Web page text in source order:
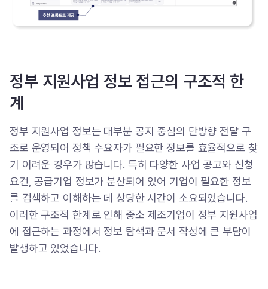
정부 지원사업 정보 접근의 구조적 한
계
정부 지원사업 정보는 대부분 공지 중심의 단방향 전달 구
조로 운영되어 정책 수요자가 필요한 정보를 효율적으로 찾
기 어려운 경우가 많습니다. 특히 다양한 사업 공고와 신청
요건, 공급기업 정보가 분산되어 있어 기업이 필요한 정보
를 검색하고 이해하는 데 상당한 시간이 소요되었습니다.
이러한 구조적 한계로 인해 중소 제조기업이 정부 지원사업
에 접근하는 과정에서 정보 탐색과 문서 작성에 큰 부담이
발생하고 있었습니다.